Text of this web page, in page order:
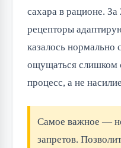
сахара в рационе.
рецепторы
казалось нормально
ощущаться слишком
процесс, а не
Самое важное —
запретов.